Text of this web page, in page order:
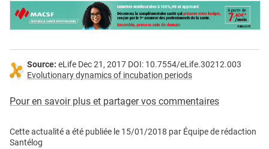
Source: eLife Dec 21, 2017 DOI: 10.7554/eLife.30212.003
Evolutionary dynamics of incubation periods
Pour en savoir plus et partager vos commentaires
Cette actualité a été publiée le 15/01/2018 par Équipe de rédaction
Santélog